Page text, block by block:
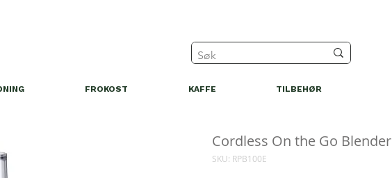
FROKOST KAFFE TILBEHØR
Cordless On the Go Blender
SKU: RPB100E